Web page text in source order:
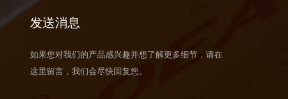
发送消息
如果您对我们的产品感兴趣并想了解更多细节，请在
这里留言，我们会尽快回复您。